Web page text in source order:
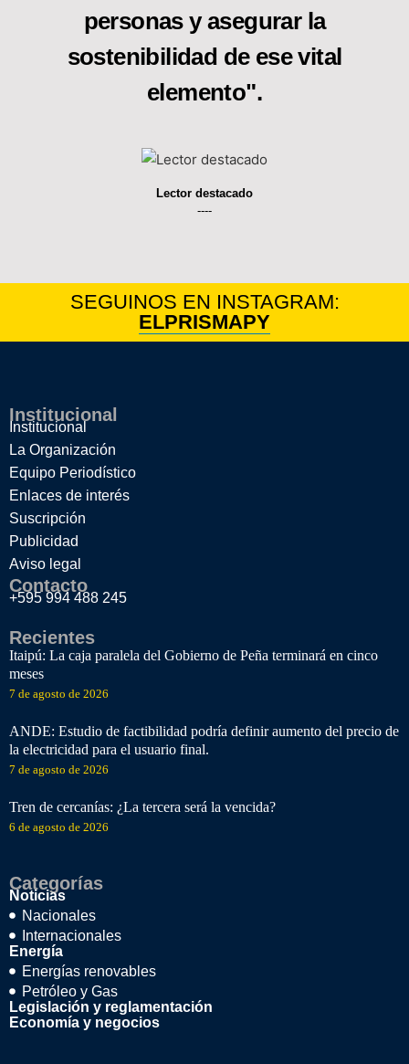
personas y asegurar la
sostenibilidad de ese vital
elemento".
Lector destacado
----
SEGUINOS EN INSTAGRAM:
ELPRISMAPY
Institucional
Institucional
La Organización
Equipo Periodístico
Enlaces de interés
Suscripción
Publicidad
Aviso legal
Contacto
+595 994 488 245
Recientes
Itaipú: La caja paralela del Gobierno de Peña terminará en cinco
meses
7 de agosto de 2026
ANDE: Estudio de factibilidad podría definir aumento del precio de
la electricidad para el usuario final.
7 de agosto de 2026
Tren de cercanías: ¿La tercera será la vencida?
6 de agosto de 2026
Categorías
Noticias
Nacionales
Internacionales
Energía
Energías renovables
Petróleo y Gas
Legislación y reglamentación
Economía y negocios